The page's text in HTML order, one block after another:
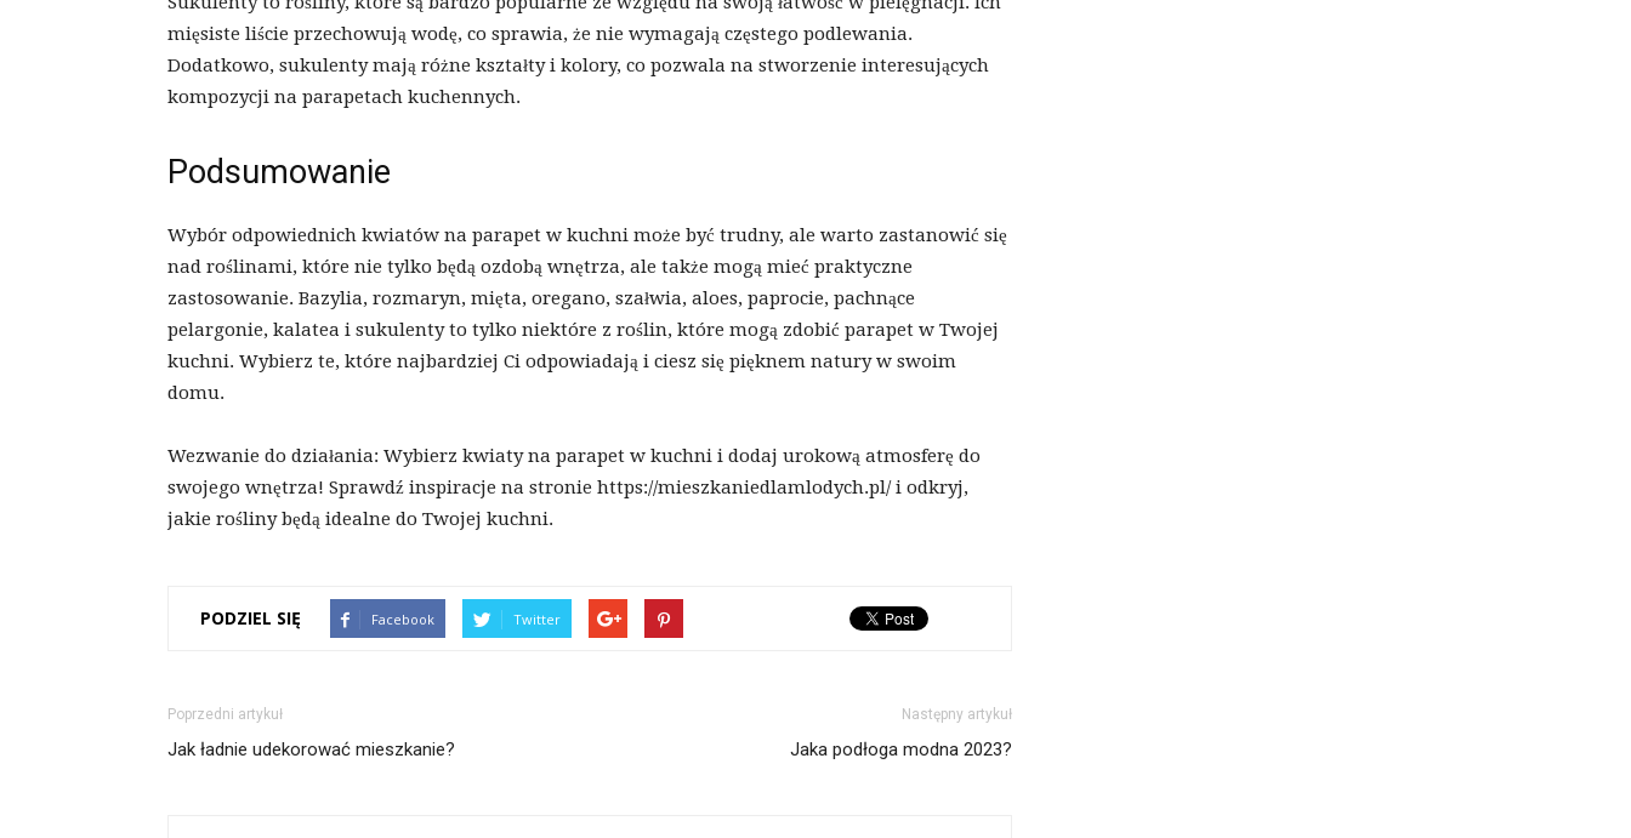
mięsiste liście przechowują wodę, co sprawia, że nie wymagają częstego podlewania.
Dodatkowo, sukulenty mają różne kształty i kolory, co pozwala na stworzenie interesujących
kompozycji na parapetach kuchennych.
Podsumowanie
Wybór odpowiednich kwiatów na parapet w kuchni może być trudny, ale warto zastanowić się
nad roślinami, które nie tylko będą ozdobą wnętrza, ale także mogą mieć praktyczne
zastosowanie. Bazylia, rozmaryn, mięta, oregano, szałwia, aloes, paprocie, pachnące
pelargonie, kalatea i sukulenty to tylko niektóre z roślin, które mogą zdobić parapet w Twojej
kuchni. Wybierz te, które najbardziej Ci odpowiadają i ciesz się pięknem natury w swoim
domu.
Wezwanie do działania: Wybierz kwiaty na parapet w kuchni i dodaj urokową atmosferę do
swojego wnętrza! Sprawdź inspiracje na stronie https://mieszkaniedlamlodych.pl/ i odkryj,
jakie rośliny będą idealne do Twojej kuchni.
PODZIEL SIĘ Facebook Twitter
Poprzedni artykuł
Jak ładnie udekorować mieszkanie?
Następny artykuł
Jaka podłoga modna 2023?